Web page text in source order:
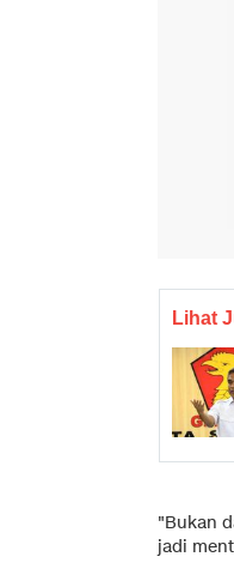
Lihat
"Bukan
jadi